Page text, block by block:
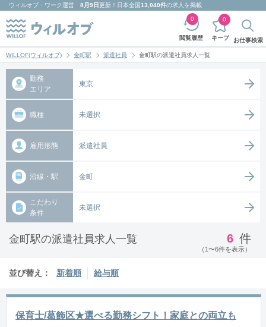
ウィルオブ・ワーク運営 8月9日更新！日本全国13,040件の求人を掲載
閲覧履歴
0
キープ
0
お仕事検索
WILLOF(ウィルオブ) 金町駅 派遣社員 金町駅の派遣社員求人一覧
勤務
エリア
東京
職種 未選択
雇用形態 派遣社員
沿線・駅 金町
こだわり
条件
未選択
金町駅の派遣社員求人一覧 6 件
（1〜6件を表示）
並び替え： 新着順 給与順
保育士/葛飾区★選べる勤務シフト！家庭との両立も